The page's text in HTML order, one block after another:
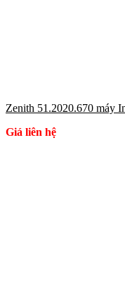
Zenith 51.2020.670 máy
Giá liên hệ